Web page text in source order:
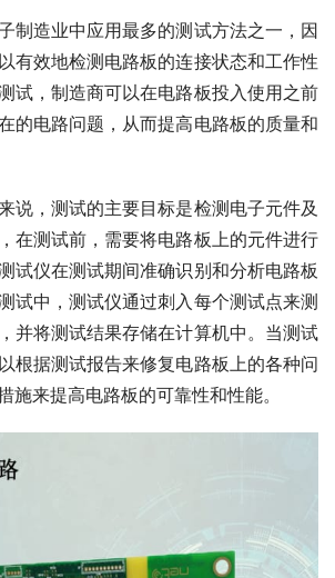
制造业中应用最多的测试方法之一，因
有效地检测电路板的连接状态和工作性
试，制造商可以在电路板投入使用之前
的电路问题，从而提高电路板的质量和
说，测试的主要目标是检测电子元件及
在测试前，需要将电路板上的元件进行
试仪在测试期间准确识别和分析电路板
试中，测试仪通过刺入每个测试点来测
并将测试结果存储在计算机中。当测试
根据测试报告来修复电路板上的各种问
施来提高电路板的可靠性和性能。